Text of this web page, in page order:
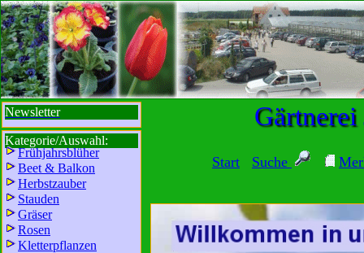
sbisbbib
Start Suche
Gärtnerei
Newsletter
Kategorie/Auswahl:
Frühjahrsblüher
Beet & Balkon
Herbstzauber
Stauden
Gräser
Rosen
Kletterpflanzen